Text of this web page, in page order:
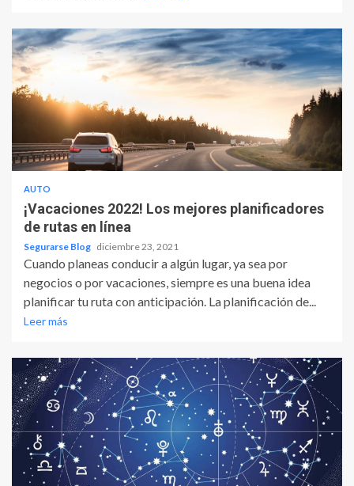
AUTO
¡Vacaciones 2022! Los mejores planificadores
de rutas en línea
Segurarse Blog diciembre 23, 2021
Cuando planeas conducir a algún lugar, ya sea por
negocios o por vacaciones, siempre es una buena idea
planificar tu ruta con anticipación. La planificación de...
Leer más